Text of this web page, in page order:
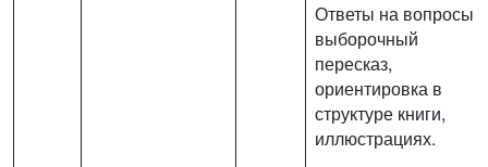
Ответы на вопросы,
выборочный
пересказ,
ориентировка в
структуре книги,
иллюстрациях.